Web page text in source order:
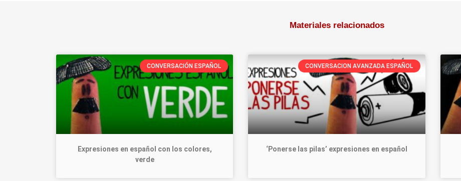
Materiales relacionados
CONVERSACIÓN ESPAÑOL
Expresiones en español con los colores,
verde
CONVERSACION AVANZADA ESPAÑOL
‘Ponerse las pilas’ expresiones en español